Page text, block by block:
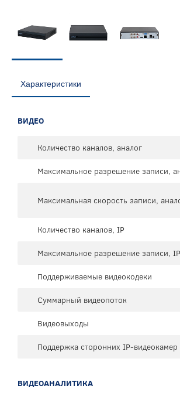
Характеристики
ВИДЕО
Количество каналов, аналог
Максимальное разрешение записи,
Максимальная скорость записи,
Количество каналов, IP
Максимальное разрешение записи, IP
Поддерживаемые видеокодеки
Суммарный видеопоток
Видеовыходы
Поддержка сторонних IP-видеокамер
ВИДЕОАНАЛИТИКА